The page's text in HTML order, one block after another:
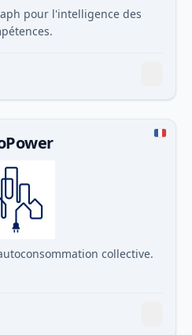
pour l'intelligence des
collective.